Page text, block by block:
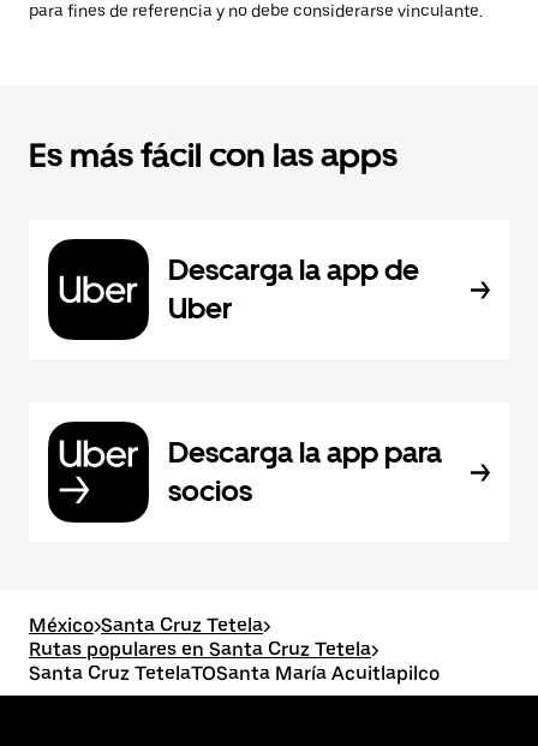
para fines de referencia y no debe considerarse vinculante.
Es más fácil con las apps
Descarga la app de
Uber
Descarga la app para
socios
México>Santa Cruz Tetela>
Rutas populares en Santa Cruz Tetela>
Santa Cruz TetelaTOSanta María Acuitlapilco